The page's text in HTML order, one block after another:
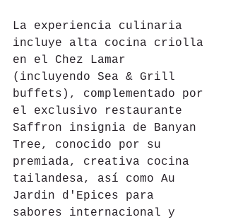
La experiencia culinaria
incluye alta cocina criolla
en el Chez Lamar
(incluyendo Sea & Grill
buffets), complementado por
el exclusivo restaurante
Saffron insignia de Banyan
Tree, conocido por su
premiada, creativa cocina
tailandesa, así como Au
Jardin d'Epices para
sabores internacional y